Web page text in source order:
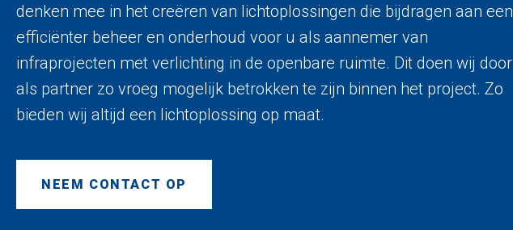
denken mee in het creëren van lichtoplossingen die bijdragen aan een
efficiënter beheer en onderhoud voor u als aannemer van
infraprojecten met verlichting in de openbare ruimte. Dit doen wij door
als partner zo vroeg mogelijk betrokken te zijn binnen het project. Zo
bieden wij altijd een lichtoplossing op maat.
NEEM CONTACT OP